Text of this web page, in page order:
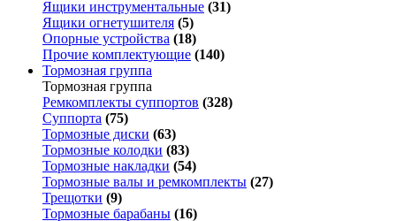
Ящики инструментальные (31)
Ящики огнетушителя (5)
Опорные устройства (18)
Прочие комплектующие (140)
Тормозная группа
Тормозная группа
Ремкомплекты суппортов (328)
Суппорта (75)
Тормозные диски (63)
Тормозные колодки (83)
Тормозные накладки (54)
Тормозные валы и ремкомплекты (27)
Трещотки (9)
Тормозные барабаны (16)